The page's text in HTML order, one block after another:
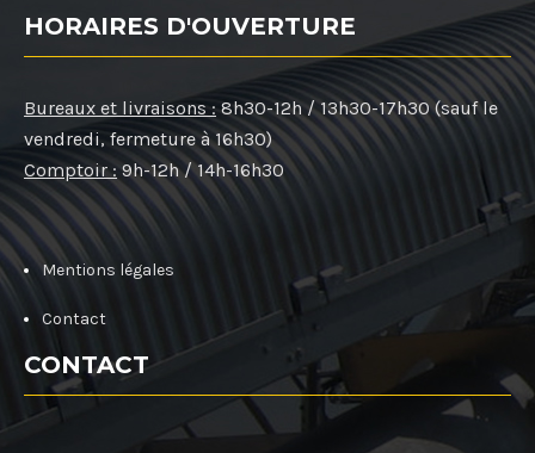
HORAIRES D'OUVERTURE
Bureaux et livraisons : 8h30-12h / 13h30-17h30 (sauf le
vendredi, fermeture à 16h30)
Comptoir : 9h-12h / 14h-16h30
Mentions légales
Contact
CONTACT